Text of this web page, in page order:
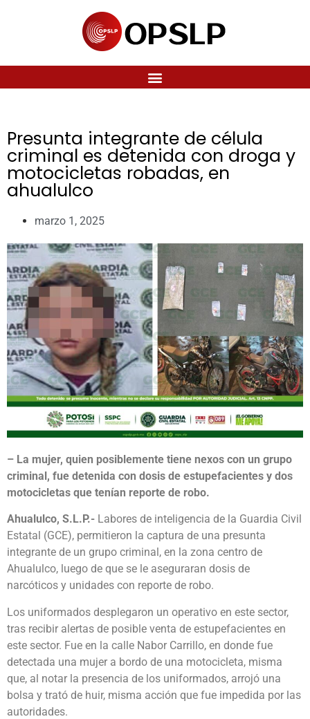
Presunta integrante de célula
criminal es detenida con droga y
motocicletas robadas, en
ahualulco
marzo 1, 2025
– La mujer, quien posiblemente tiene nexos con un grupo
criminal, fue detenida con dosis de estupefacientes y dos
motocicletas que tenían reporte de robo.
Ahualulco, S.L.P.- Labores de inteligencia de la Guardia Civil
Estatal (GCE), permitieron la captura de una presunta
integrante de un grupo criminal, en la zona centro de
Ahualulco, luego de que se le aseguraran dosis de
narcóticos y unidades con reporte de robo.
Los uniformados desplegaron un operativo en este sector,
tras recibir alertas de posible venta de estupefacientes en
este sector. Fue en la calle Nabor Carrillo, en donde fue
detectada una mujer a bordo de una motocicleta, misma
que, al notar la presencia de los uniformados, arrojó una
bolsa y trató de huir, misma acción que fue impedida por las
autoridades.